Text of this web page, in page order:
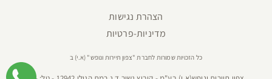
הצהרת נגישות
מדיניות-פרטיות
כל הזכויות שמורות לחברת "צפון תיירות ונופש" (א.י) ב